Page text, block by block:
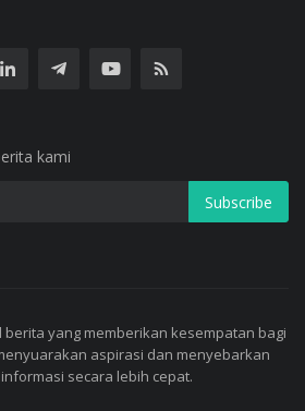
kami
Subscribe
berita yang memberikan kesempatan bagi
aspirasi dan menyebarkan
secara lebih cepat.